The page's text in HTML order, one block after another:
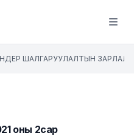
Open
ШАЛГАРУУЛАЛТЫН ЗАРЛАЛ
оны 2сар